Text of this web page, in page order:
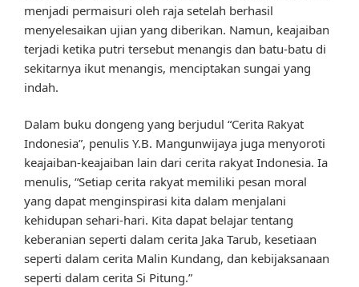
menjadi permaisuri oleh raja setelah berhasil
menyelesaikan ujian yang diberikan. Namun, keajaiban
terjadi ketika putri tersebut menangis dan batu-batu di
sekitarnya ikut menangis, menciptakan sungai yang
indah.
Dalam buku dongeng yang berjudul “Cerita Rakyat
Indonesia”, penulis Y.B. Mangunwijaya juga menyoroti
keajaiban-keajaiban lain dari cerita rakyat Indonesia. Ia
menulis, “Setiap cerita rakyat memiliki pesan moral
yang dapat menginspirasi kita dalam menjalani
kehidupan sehari-hari. Kita dapat belajar tentang
keberanian seperti dalam cerita Jaka Tarub, kesetiaan
seperti dalam cerita Malin Kundang, dan kebijaksanaan
seperti dalam cerita Si Pitung.”